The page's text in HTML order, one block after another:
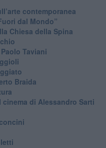
contemporanea
dal Mondo”
Chiesa della Spina
Taviani
Braida
di Alessandro Sarti